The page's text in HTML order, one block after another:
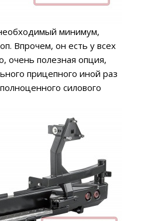
минимум,
Впрочем, он есть у всех
очень полезная опция,
прицепного иной раз
силового